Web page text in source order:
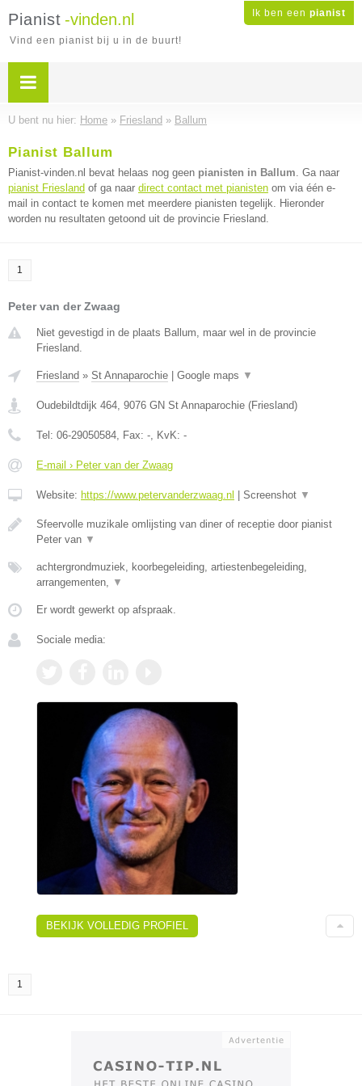
Ik ben een pianist
Pianist -vinden.nl
Vind een pianist bij u in de buurt!
U bent nu hier: Home » Friesland » Ballum
Pianist Ballum
Pianist-vinden.nl bevat helaas nog geen pianisten in Ballum. Ga naar
pianist Friesland of ga naar direct contact met pianisten om via één e-
mail in contact te komen met meerdere pianisten tegelijk. Hieronder
worden nu resultaten getoond uit de provincie Friesland.
1
Peter van der Zwaag
Niet gevestigd in de plaats Ballum, maar wel in de provincie
Friesland.
Friesland » St Annaparochie Google maps ▼
Oudebildtdijk 464, 9076 GN St Annaparochie (Friesland)
Tel: 06-29050584, Fax: -, KvK: -
E-mail › Peter van der Zwaag
Website: https://www.petervanderzwaag.nl Screenshot ▼
Sfeervolle muzikale omlijsting van diner of receptie door pianist
Peter van ▼
achtergrondmuziek, koorbegeleiding, artiestenbegeleiding,
arrangementen, ▼
Er wordt gewerkt op afspraak.
Sociale media:
BEKIJK VOLLEDIG PROFIEL
1